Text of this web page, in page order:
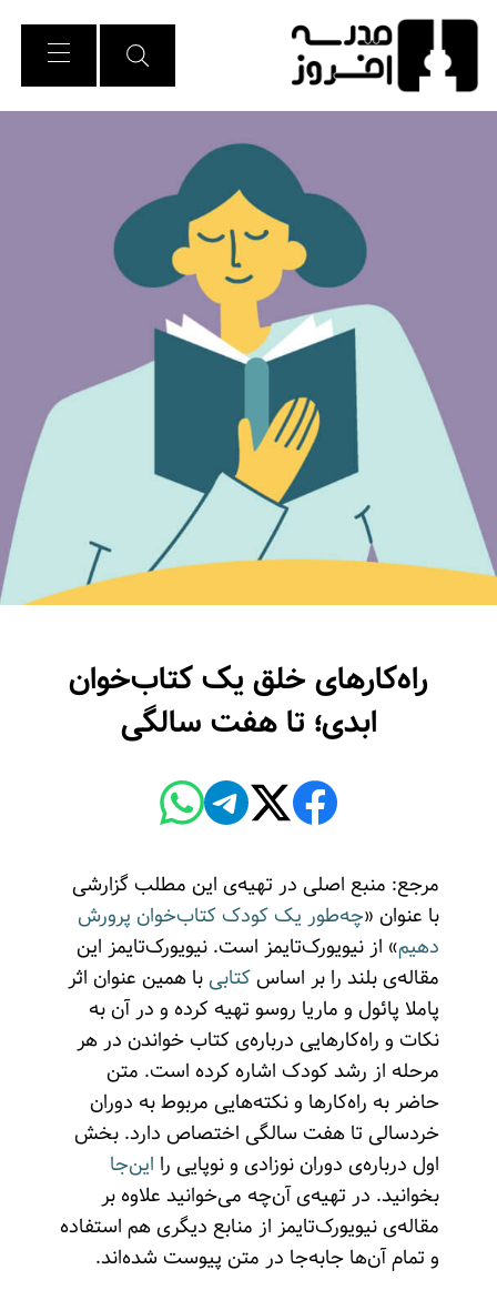
Skip
Content
راه‌کارهای خلق یک کتاب‌خوان
ابدی؛ تا هفت سالگی
مرجع: منبع اصلی در تهیه‌ی این مطلب گزارشی
با عنوان «چه‌طور یک کودک کتاب‌خوان پرورش
دهیم» از نیویورک‌تایمز است. نیویورک‌تایمز این
مقاله‌ی بلند را بر اساس کتابیبا همین عنوان اثر
پاملا پائول و ماریا روسو تهیه کرده و در آن به
نکات و راه‌کارهایی درباره‌ی کتاب خواندن در هر
مرحله از رشد کودک اشاره کرده است. متن
حاضر به راه‌کارها و نکته‌هایی مربوط به دوران
خردسالی تا هفت سالگی اختصاص دارد. بخش
اول درباره‌ی دوران نوزادی و نوپایی را این‌جا
بخوانید. در تهیه‌ی آن‌چه می‌خوانید علاوه بر
مقاله‌ی نیویورک‌تایمز از منابع دیگری هم استفاده
و تمام آن‌ها جابه‌جا در متن پیوست شده‌اند.